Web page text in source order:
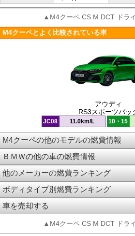
▲M4クーペ CS M DCT ドラ
M4クーペとよく比較されている車
アウディ
RS3スポーツバッ
JC08 11.0km/L 10・15
M4クーペの他のモデルの燃費情報
ＢＭＷの他の車の燃費情報
他のメーカーの燃費ランキング
ボディタイプ別燃費ランキング
車を売却する
▲M4クーペ CS M DCT ドラ